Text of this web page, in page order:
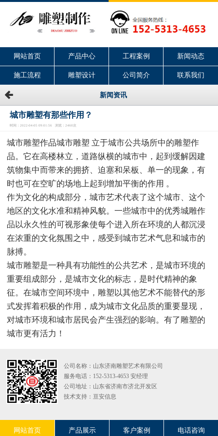
网站首页 产品中心 工程案例 新闻动态
施工流程 雕塑设计 公司简介 联系我们
新闻资讯
城市雕塑有那些作用？
时间：2022-04-05 09:01:56 浏览：2460次
城市雕塑作品城市雕塑 立于城市公共场所中的雕塑作
品。它在高楼林立，道路纵横的城市中，起到缓解因建
筑物集中而带来的拥挤、迫塞和呆板、单一的现象，有
时也可在空旷的场地上起到增加平衡的作用 。
作为文化的构成部分，城市艺术代表了这个城市、这个
地区的文化水准和精神风貌。一些城市中的优秀城雕作
品以永久性的可视形象使每个进入所在环境的人都沉浸
在浓重的文化氛围之中，感受到城市艺术气息和城市的
脉搏。
城市雕塑是一种具有功能性的公共艺术，是城市环境的
重要组成部分，是城市文化的标志，是时代精神的象
征。在城市空间环境中，雕塑以其他艺术不能替代的形
式发挥着积极的作用，成为城市文化品质的重要显现，
对城市环境和城市居民会产生强烈的影响。有了雕塑的
城市更有活力！
公司名称：山东济南雕塑艺术有限公司
服务电话：152-5313-4653 安经理
公司地址：山东省济南市济北开发区
技术支持： 亘安信息
网站首页 产品展示 客户案例 电话咨询